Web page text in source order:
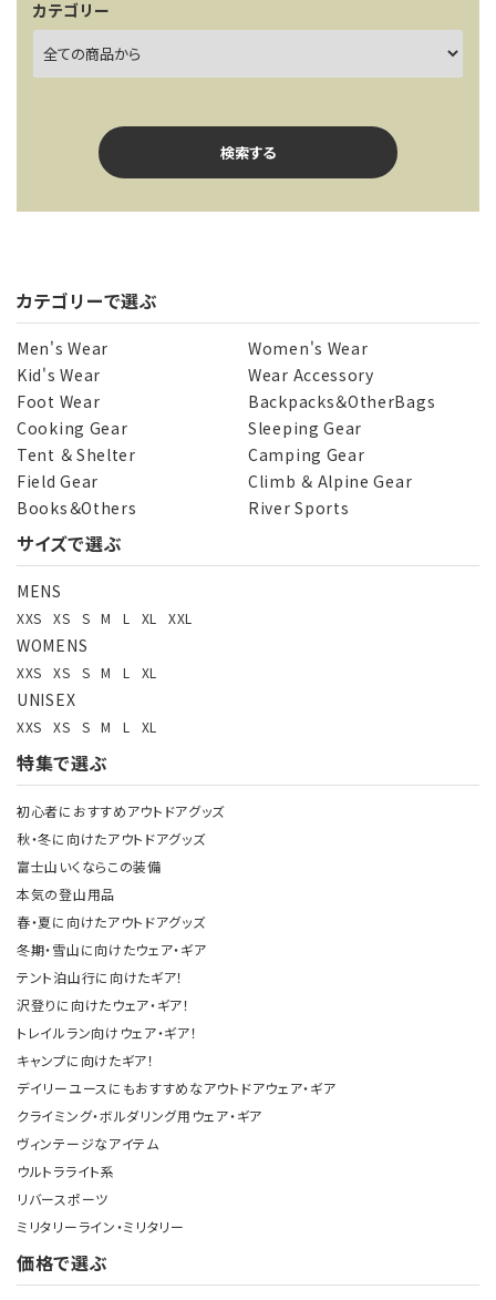
カテゴリー
検索する
キーワード
カテゴリー
検索する
カテゴリーで選ぶ
Men's Wear
Women's Wear
Kid's Wear
Wear Accessory
Foot Wear
Backpacks＆OtherBags
Cooking Gear
Sleeping Gear
Tent ＆ Shelter
Camping Gear
Field Gear
Climb ＆ Alpine Gear
Books＆Others
River Sports
サイズで選ぶ
MENS
XXS XS S M L XL XXL
WOMENS
XXS XS S M L XL
UNISEX
XXS XS S M L XL
特集で選ぶ
初心者におすすめアウトドアグッズ
秋・冬に向けたアウトドアグッズ
富士山いくならこの装備
本気の登山用品
春・夏に向けたアウトドアグッズ
冬期・雪山に向けたウェア・ギア
テント泊山行に向けたギア！
沢登りに向けたウェア・ギア！
トレイルラン向けウェア・ギア！
キャンプに向けたギア！
デイリーユースにもおすすめなアウトドアウェア・ギア
クライミング・ボルダリング用ウェア・ギア
ヴィンテージなアイテム
ウルトラライト系
リバースポーツ
ミリタリーライン・ミリタリー
価格で選ぶ